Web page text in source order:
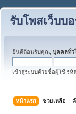
รับโพสเว็บบ
ยินดีต้อนรับคุณ, บุคคลทั่ว
เข้าสู่ระบบด้วยชื่อผู้ใช้ รหั
หน้าแรก ช่วยเหลือ